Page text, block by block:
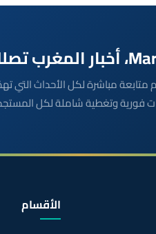
المغرب 24 يوفّر لكم متابعة مباشرة لكل
فورية وتغطية شاملة لكل
الأقسام